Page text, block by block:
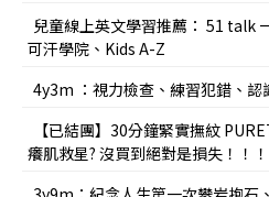
兒童線上英文學習推薦： 51 talk
可汗學院、Kids A-Z
4y3m ：視力檢查、練習犯錯、認
【已結團】30分鐘緊實撫紋
癢肌救星? 沒買到絕對是損失！！！